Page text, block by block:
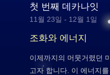
첫 번째 데카나잇
11월 23일 - 12월 1일
조화와 에너지
이제까지의 머뭇거렸던
고자 합니다. 이 에너지